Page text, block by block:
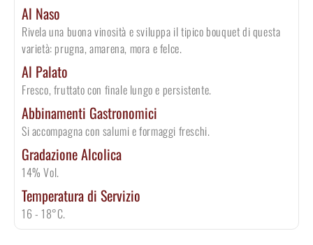
Al Naso
Rivela una buona vinosità e sviluppa il tipico bouquet di questa
varietà: prugna, amarena, mora e felce.
Al Palato
Fresco, fruttato con finale lungo e persistente.
Abbinamenti Gastronomici
Si accompagna con salumi e formaggi freschi.
Gradazione Alcolica
14% Vol.
Temperatura di Servizio
16 - 18°C.